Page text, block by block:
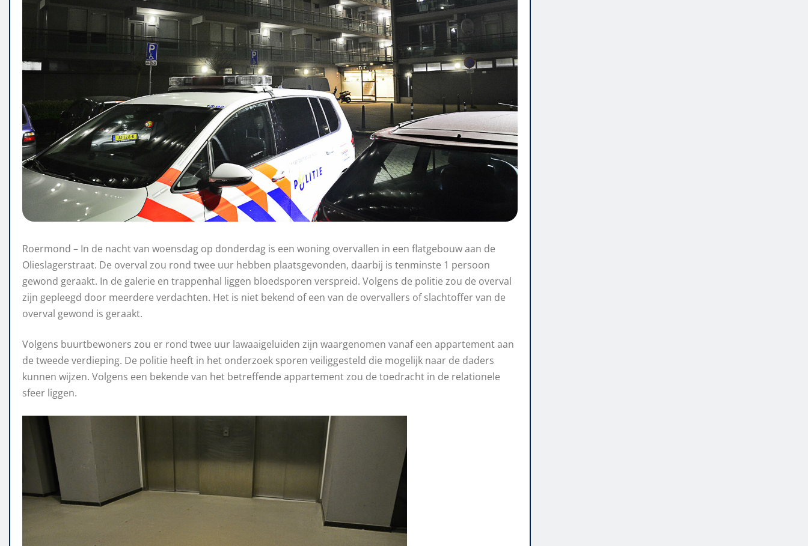
Roermond – In de nacht van woensdag op donderdag is een woning overvallen in een flatgebouw aan de
Olieslagerstraat. De overval zou rond twee uur hebben plaatsgevonden, daarbij is tenminste 1 persoon
gewond geraakt. In de galerie en trappenhal liggen bloedsporen verspreid. Volgens de politie zou de overval
zijn gepleegd door meerdere verdachten. Het is niet bekend of een van de overvallers of slachtoffer van de
overval gewond is geraakt.
Volgens buurtbewoners zou er rond twee uur lawaaigeluiden zijn waargenomen vanaf een appartement aan
de tweede verdieping. De politie heeft in het onderzoek sporen veiliggesteld die mogelijk naar de daders
kunnen wijzen. Volgens een bekende van het betreffende appartement zou de toedracht in de relationele
sfeer liggen.